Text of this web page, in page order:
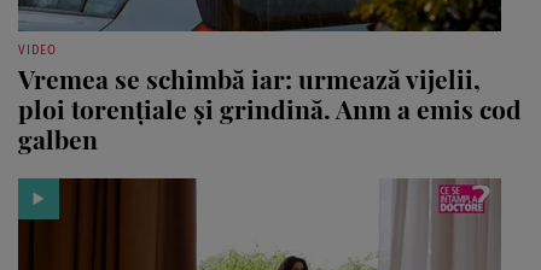
VIDEO
Vremea se schimbă iar: urmează vijelii,
ploi torențiale și grindină. Anm a emis cod
galben